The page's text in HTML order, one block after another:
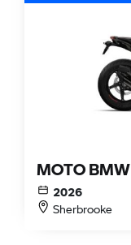
MOTO
2026
Sherbrooke